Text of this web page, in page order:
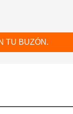
TU BUZÓN.